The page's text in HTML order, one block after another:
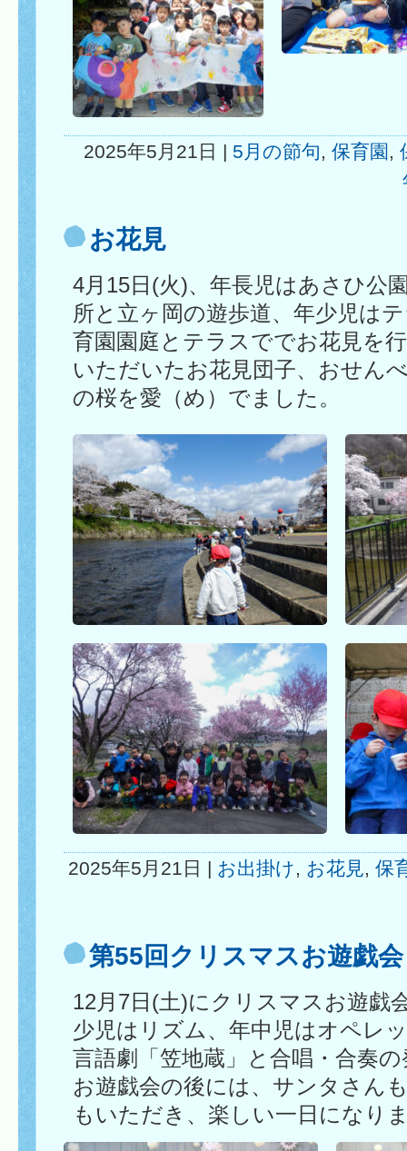
2025年5月21日 | 5月の節句, 保育園 ,
お花見
4月15日(火)、年長児はあさひ公
所と立ヶ岡の遊歩道、年少児は
育園園庭とテラスででお花見を
いただいたお花見団子、おせん
の桜を愛（め）でました。
2025年5月21日 | お出掛け, お花見, 保
第55回クリスマスお遊戯会
12月7日(土)にクリスマスお遊戯
少児はリズム、年中児はオペレ
言語劇「笠地蔵」と合唱・合奏
お遊戯会の後には、サンタさん
もいただき、楽しい一日になり